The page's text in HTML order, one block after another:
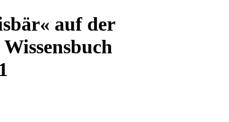
auf der